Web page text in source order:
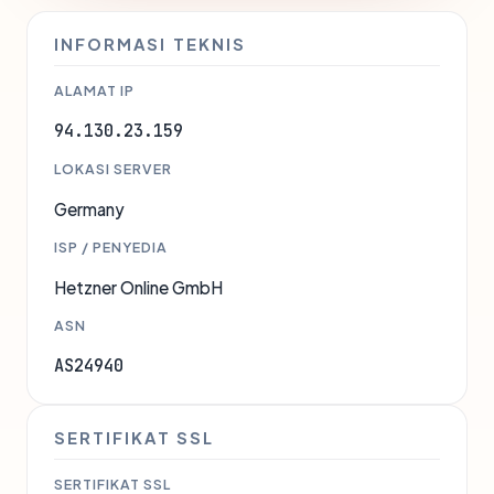
INFORMASI TEKNIS
ALAMAT IP
94.130.23.159
LOKASI SERVER
Germany
ISP / PENYEDIA
Hetzner Online GmbH
ASN
AS24940
SERTIFIKAT SSL
SERTIFIKAT SSL